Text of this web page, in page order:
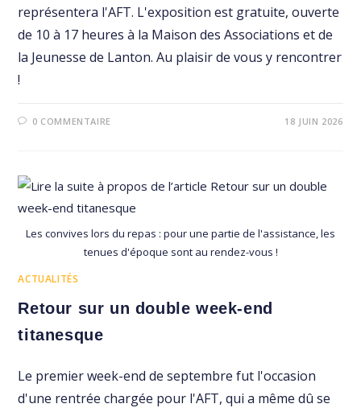
représentera l'AFT. L'exposition est gratuite, ouverte
de 10 à 17 heures à la Maison des Associations et de
la Jeunesse de Lanton. Au plaisir de vous y rencontrer
!
0 COMMENTAIRE 18 JUIN 2026
Les convives lors du repas : pour une partie de l'assistance, les
tenues d'époque sont au rendez-vous !
ACTUALITÉS
Retour sur un double week-end
titanesque
Le premier week-end de septembre fut l'occasion
d'une rentrée chargée pour l'AFT, qui a même dû se